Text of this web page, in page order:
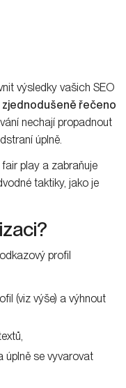
výsledky vašich SEO
zjednodušeně řečeno
nechají propadnout
úplně.
play a zabraňuje
taktiky, jako je
profil
(viz výše) a výhnout
úplně se vyvarovat